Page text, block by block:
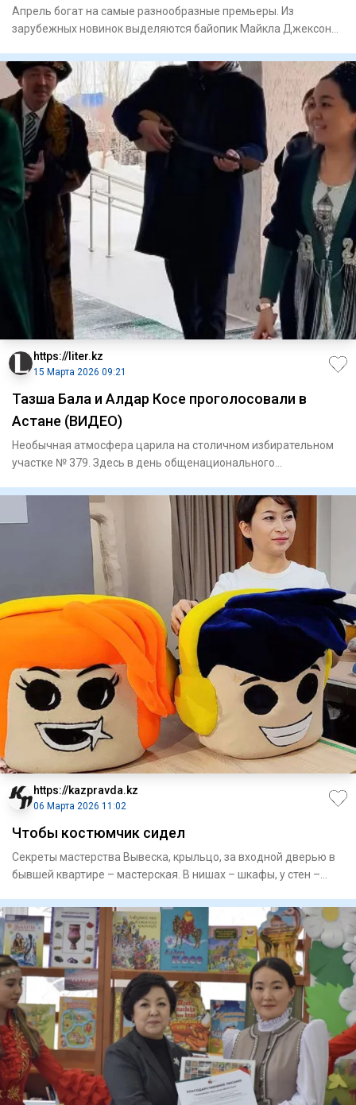
Апрель богат на самые разнообразные премьеры. Из
зарубежных новинок выделяются байопик Майкла Джексона,
https://liter.kz
15 Марта 2026 09:21
Тазша Бала и Алдар Косе проголосовали в
Астане (ВИДЕО)
Необычная атмосфера царила на столичном избирательном
участке № 379. Здесь в день общенационального
https://kazpravda.kz
06 Марта 2026 11:02
Чтобы костюмчик сидел
Секреты мастерства Вывеска, крыльцо, за входной дверью в
бывшей квартире – мастерская. В нишах – шкафы, у стен –